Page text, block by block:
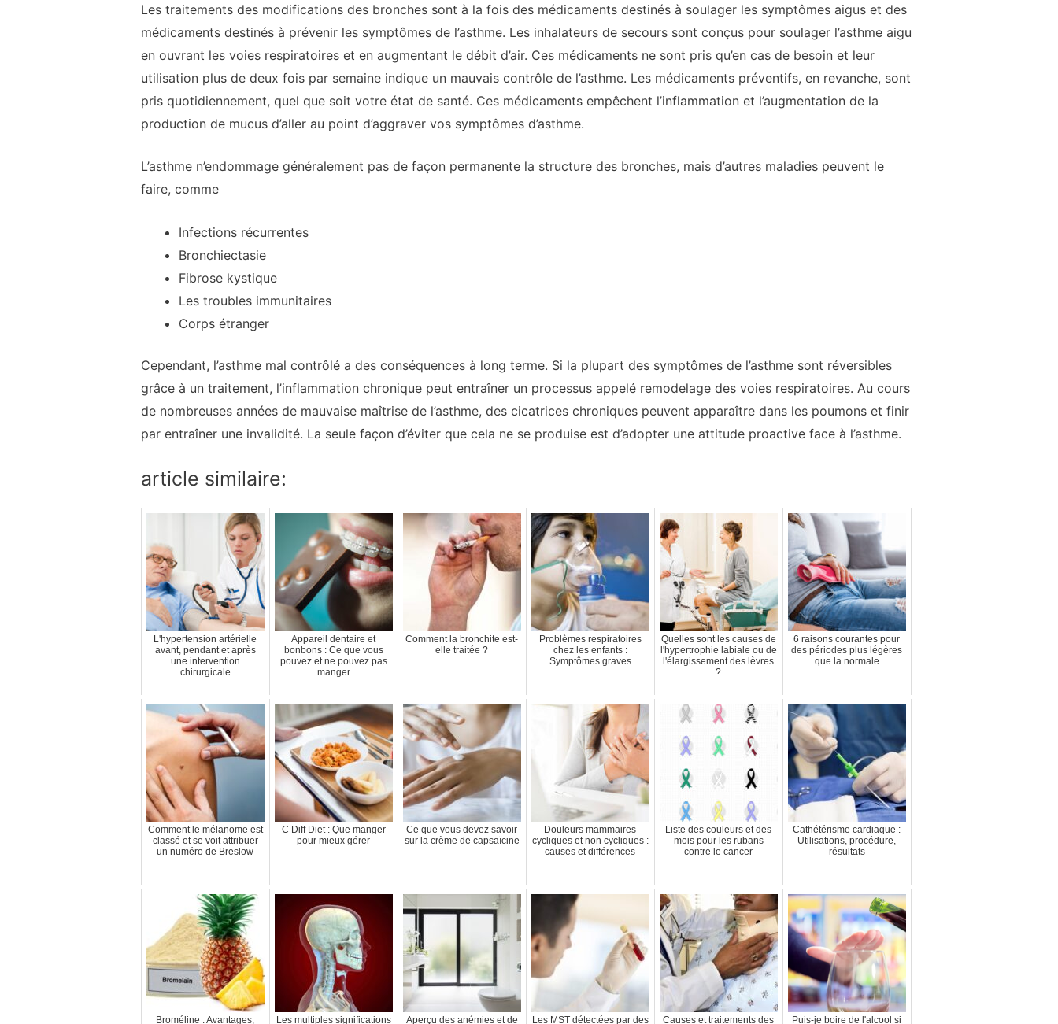
Les traitements des modifications des bronches sont à la fois des médicaments destinés à soulager les symptômes aigus et des
médicaments destinés à prévenir les symptômes de l’asthme. Les inhalateurs de secours sont conçus pour soulager l’asthme aigu
en ouvrant les voies respiratoires et en augmentant le débit d’air. Ces médicaments ne sont pris qu’en cas de besoin et leur
utilisation plus de deux fois par semaine indique un mauvais contrôle de l’asthme. Les médicaments préventifs, en revanche, sont
pris quotidiennement, quel que soit votre état de santé. Ces médicaments empêchent l’inflammation et l’augmentation de la
production de mucus d’aller au point d’aggraver vos symptômes d’asthme.
L’asthme n’endommage généralement pas de façon permanente la structure des bronches, mais d’autres maladies peuvent le
faire, comme
Infections récurrentes
Bronchiectasie
Fibrose kystique
Les troubles immunitaires
Corps étranger
Cependant, l’asthme mal contrôlé a des conséquences à long terme. Si la plupart des symptômes de l’asthme sont réversibles
grâce à un traitement, l’inflammation chronique peut entraîner un processus appelé remodelage des voies respiratoires. Au cours
de nombreuses années de mauvaise maîtrise de l’asthme, des cicatrices chroniques peuvent apparaître dans les poumons et finir
par entraîner une invalidité. La seule façon d’éviter que cela ne se produise est d’adopter une attitude proactive face à l’asthme.
article similaire:
L'hypertension artérielle
avant, pendant et après
une intervention
chirurgicale
Appareil dentaire et
bonbons : Ce que vous
pouvez et ne pouvez pas
manger
Comment la bronchite est-
elle traitée ?
Problèmes respiratoires
chez les enfants :
Symptômes graves
Quelles sont les causes de
l'hypertrophie labiale ou de
l'élargissement des lèvres
?
6 raisons courantes pour
des périodes plus légères
que la normale
Comment le mélanome est
classé et se voit attribuer
un numéro de Breslow
C Diff Diet : Que manger
pour mieux gérer
Ce que vous devez savoir
sur la crème de capsaïcine
Douleurs mammaires
cycliques et non cycliques :
causes et différences
Liste des couleurs et des
mois pour les rubans
contre le cancer
Cathétérisme cardiaque :
Utilisations, procédure,
résultats
Broméline : Avantages, Les multiples significations Aperçu des anémies et de Les MST détectées par des Causes et traitements des Puis-je boire de l'alcool si